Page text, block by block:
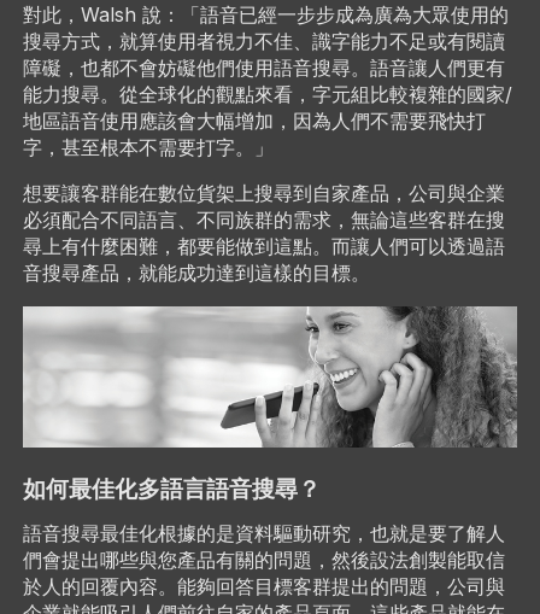
對此，Walsh 說：「語音已經一步步成為廣為大眾使用的
搜尋方式，就算使用者視力不佳、識字能力不足或有閱讀
障礙，也都不會妨礙他們使用語音搜尋。語音讓人們更有
能力搜尋。從全球化的觀點來看，字元組比較複雜的國家/
地區語音使用應該會大幅增加，因為人們不需要飛快打
字，甚至根本不需要打字。」
想要讓客群能在數位貨架上搜尋到自家產品，公司與企業
必須配合不同語言、不同族群的需求，無論這些客群在搜
尋上有什麼困難，都要能做到這點。而讓人們可以透過語
音搜尋產品，就能成功達到這樣的目標。
如何最佳化多語言語音搜尋？
語音搜尋最佳化根據的是資料驅動研究，也就是要了解人
們會提出哪些與您產品有關的問題，然後設法創製能取信
於人的回覆內容。能夠回答目標客群提出的問題，公司與